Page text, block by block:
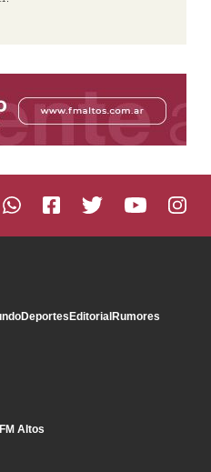
DeportesEditorialRumores
Altos